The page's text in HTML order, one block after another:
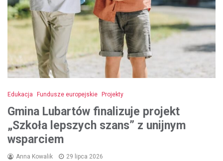
Edukacja Fundusze europejskie Projekty
Gmina Lubartów finalizuje projekt
„Szkoła lepszych szans” z unijnym
wsparciem
Anna Kowalik 29 lipca 2026